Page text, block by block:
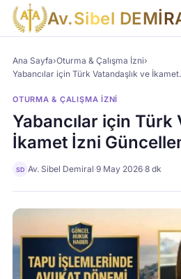
Av.Sibel DEMİR
Ana Sayfa›Oturma & Çalışma İzni›
Yabancılar için Türk Vatandaşlık ve
OTURMA & ÇALIŞMA İZNI
Yabancılar için Türk
İkamet İzni
SD Av. Sibel Demiral·9 May 2026·8 dk